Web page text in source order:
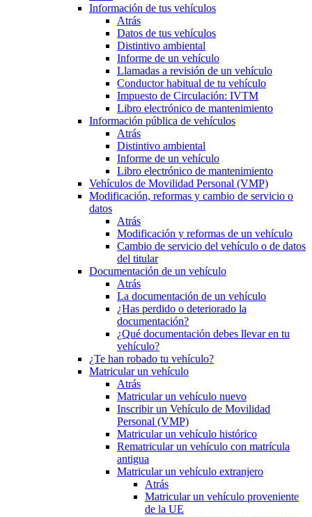
Información de tus vehículos
Atrás
Datos de tus vehículos
Distintivo ambiental
Informe de un vehículo
Llamadas a revisión de un vehículo
Conductor habitual de tu vehículo
Impuesto de Circulación: IVTM
Libro electrónico de mantenimiento
Información pública de vehículos
Atrás
Distintivo ambiental
Informe de un vehículo
Libro electrónico de mantenimiento
Vehículos de Movilidad Personal (VMP)
Modificación, reformas y cambio de servicio o
datos
Atrás
Modificación y reformas de un vehículo
Cambio de servicio del vehículo o de datos
del titular
Documentación de un vehículo
Atrás
La documentación de un vehículo
¿Has perdido o deteriorado la
documentación?
¿Qué documentación debes llevar en tu
vehículo?
¿Te han robado tu vehículo?
Matricular un vehículo
Atrás
Matricular un vehículo nuevo
Inscribir un Vehículo de Movilidad
Personal (VMP)
Matricular un vehículo histórico
Rematricular un vehículo con matrícula
antigua
Matricular un vehículo extranjero
Atrás
Matricular un vehículo proveniente
de la UE